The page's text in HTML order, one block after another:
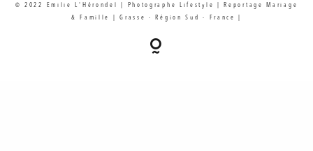
© 2022 Emilie L'Hérondel | Photographe Lifestyle | Reportage Mariage
& Famille | Grasse - Région Sud - France |